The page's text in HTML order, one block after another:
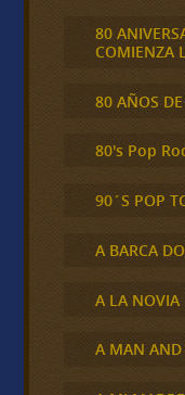
80
COMIENZA
80 AÑOS
80's Pop
90´S POP
A BARCA
A LA NOVIA
A MAN AND